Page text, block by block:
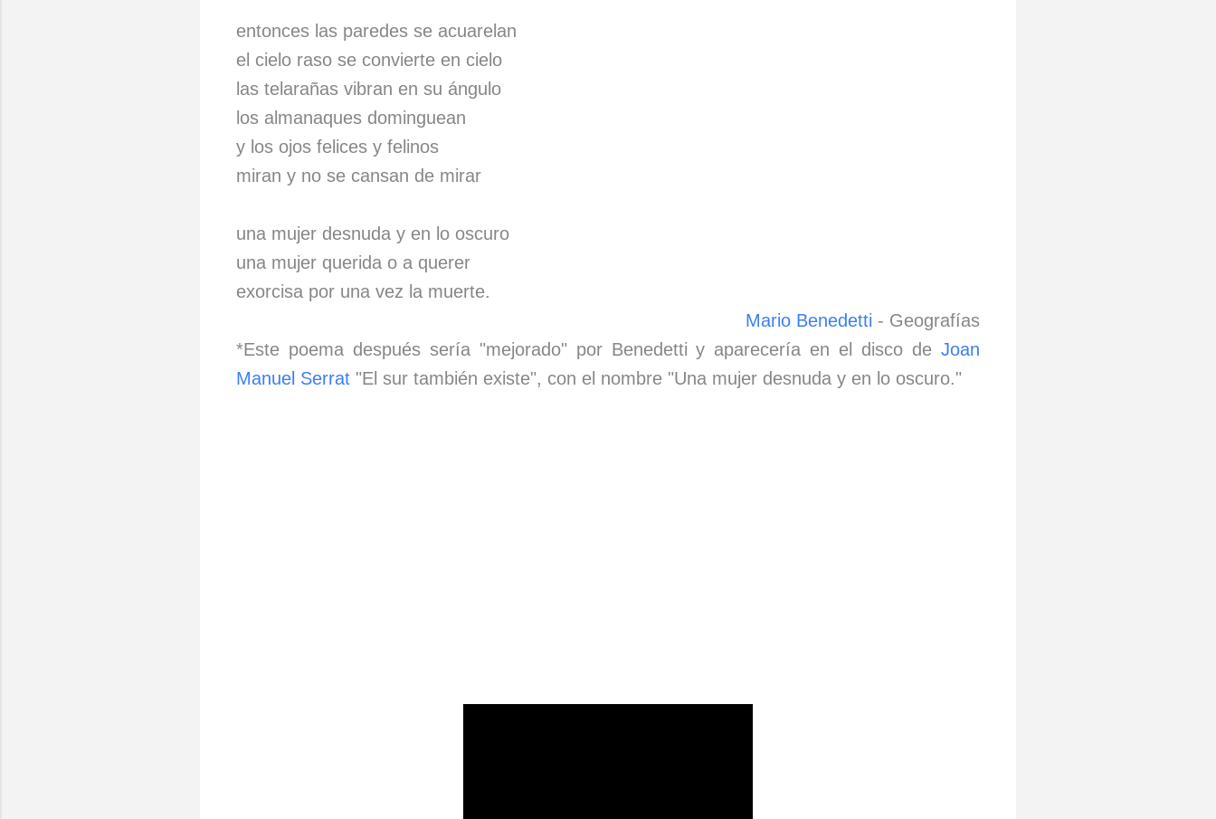
entonces las paredes se acuarelan
el cielo raso se convierte en cielo
las telarañas vibran en su ángulo
los almanaques dominguean
y los ojos felices y felinos
miran y no se cansan de mirar
una mujer desnuda y en lo oscuro
una mujer querida o a querer
exorcisa por una vez la muerte.
Mario Benedetti - Geografías
*Este poema después sería "mejorado" por Benedetti y aparecería en el disco de Joan
Manuel Serrat "El sur también existe", con el nombre "Una mujer desnuda y en lo oscuro."